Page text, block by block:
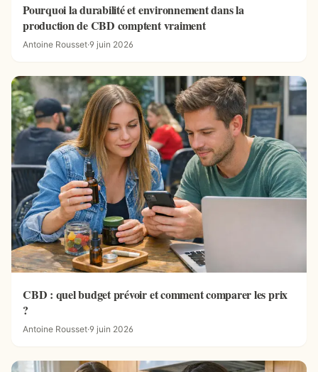
Pourquoi la durabilité et environnement dans la
production de CBD comptent vraiment
Antoine Rousset·9 juin 2026
CBD : quel budget prévoir et comment comparer les prix
?
Antoine Rousset·9 juin 2026